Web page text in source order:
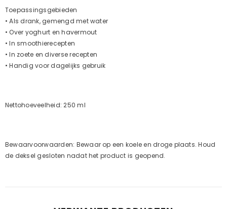
Toepassingsgebieden
• Als drank, gemengd met water
• Over yoghurt en havermout
• In smoothierecepten
• In zoete en diverse recepten
• Handig voor dagelijks gebruik
Nettohoeveelheid: 250 ml
Bewaarvoorwaarden: Bewaar op een koele en droge plaats. Houd
de deksel gesloten nadat het product is geopend.